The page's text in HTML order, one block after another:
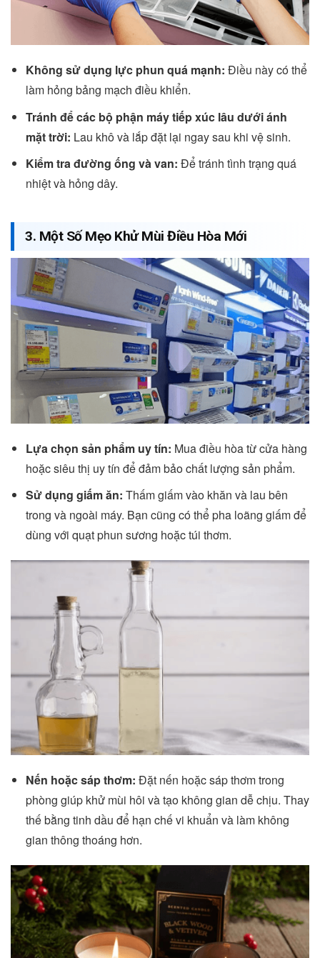
Không sử dụng lực phun quá mạnh: Điều này có thể
làm hỏng bảng mạch điều khiển.
Tránh để các bộ phận máy tiếp xúc lâu dưới ánh
mặt trời: Lau khô và lắp đặt lại ngay sau khi vệ sinh.
Kiểm tra đường ống và van: Để tránh tình trạng quá
nhiệt và hỏng dây.
3. Một Số Mẹo Khử Mùi Điều Hòa Mới
Lựa chọn sản phẩm uy tín: Mua điều hòa từ cửa hàng
hoặc siêu thị uy tín để đảm bảo chất lượng sản phẩm.
Sử dụng giấm ăn: Thấm giấm vào khăn và lau bên
trong và ngoài máy. Bạn cũng có thể pha loãng giấm để
dùng với quạt phun sương hoặc túi thơm.
Nến hoặc sáp thơm: Đặt nến hoặc sáp thơm trong
phòng giúp khử mùi hôi và tạo không gian dễ chịu. Thay
thế bằng tinh dầu để hạn chế vi khuẩn và làm không
gian thông thoáng hơn.